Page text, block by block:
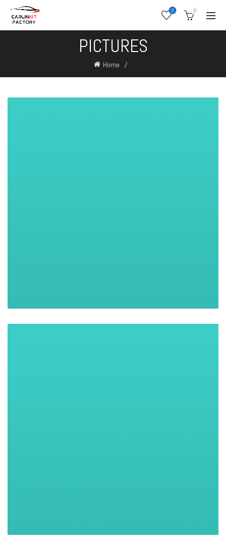
0 0
PICTURES
Home